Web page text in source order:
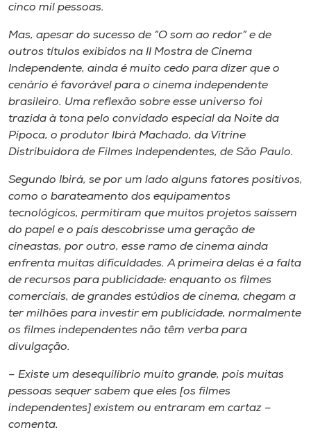
cinco mil pessoas.
Mas, apesar do sucesso de “O som ao redor” e de
outros títulos exibidos na II Mostra de Cinema
Independente, ainda é muito cedo para dizer que o
cenário é favorável para o cinema independente
brasileiro. Uma reflexão sobre esse universo foi
trazida à tona pelo convidado especial da Noite da
Pipoca, o produtor Ibirá Machado, da Vitrine
Distribuidora de Filmes Independentes, de São Paulo.
Segundo Ibirá, se por um lado alguns fatores positivos,
como o barateamento dos equipamentos
tecnológicos, permitiram que muitos projetos saíssem
do papel e o país descobrisse uma geração de
cineastas, por outro, esse ramo de cinema ainda
enfrenta muitas dificuldades. A primeira delas é a falta
de recursos para publicidade: enquanto os filmes
comerciais, de grandes estúdios de cinema, chegam a
ter milhões para investir em publicidade, normalmente
os filmes independentes não têm verba para
divulgação.
– Existe um desequilíbrio muito grande, pois muitas
pessoas sequer sabem que eles [os filmes
independentes] existem ou entraram em cartaz –
comenta.